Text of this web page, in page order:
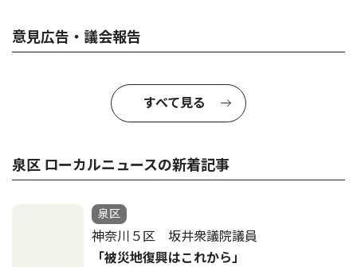
意見広告・議会報告
すべて見る
泉区 ローカルニュースの新着記事
泉区
神奈川５区 坂井衆議院議員
「被災地復興はこれから」